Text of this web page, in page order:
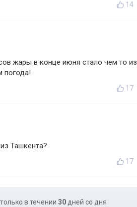
14
жары в конце июня стало чем то из
погода!
17
Ташкента?
17
в течении 30 дней со дня